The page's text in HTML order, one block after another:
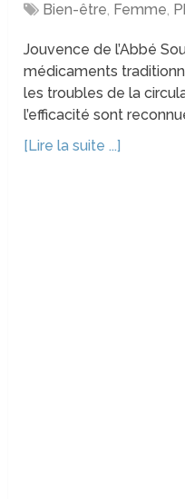
Bien-être, Femme,
Jouvence de l’Abbé
médicaments
les troubles de la
l’efficacité sont
[Lire la suite ...]